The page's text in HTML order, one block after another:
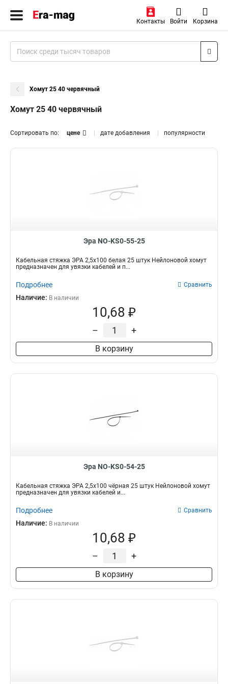
Контакты Войти Корзина
Хомут 25 40 червячный
Хомут 25 40 червячный
Сортировать по: цене дате добавления популярности
Эра NO-KS0-55-25
Кабельная стяжка ЭРА 2,5х100 белая 25 штук Нейлоновой хомут
предназначен для увязки кабелей и п...
Подробнее Сравнить
Наличие: В наличии
10,68 ₽
– +
В корзину
Эра NO-KS0-54-25
Кабельная стяжка ЭРА 2,5х100 чёрная 25 штук Нейлоновой хомут
предназначен для увязки кабелей и...
Подробнее Сравнить
Наличие: В наличии
10,68 ₽
– +
В корзину